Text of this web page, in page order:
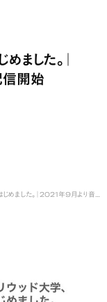
ました。｜
開始
｜2021年9月より音声コンテンツ配信開始